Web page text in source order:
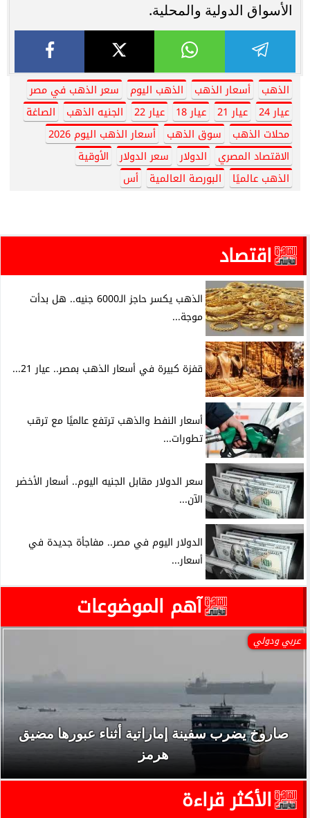
الأسواق الدولية والمحلية.
الذهب أسعار الذهب الذهب اليوم
سعر الذهب في مصر
عيار 24
عيار 21 عيار 18 عيار 22 الجنيه الذهب
الصاغة
محلات الذهب
سوق الذهب
أسعار الذهب اليوم 2026
الاقتصاد المصري
الدولار سعر الدولار
الأوقية
الذهب عالميًا
البورصة العالمية أس
اقتصاد
الذهب يكسر حاجز الـ6000 جنيه.. هل بدأت
موجة...
قفزة كبيرة في أسعار الذهب بمصر.. عيار 21...
أسعار النفط والذهب ترتفع عالميًا مع ترقب
تطورات...
سعر الدولار مقابل الجنيه اليوم.. أسعار الأخضر
الآن...
الدولار اليوم في مصر.. مفاجأة جديدة في
أسعار...
آهم الموضوعات
عربي ودولي
صاروخ يضرب سفينة إماراتية أثناء عبورها مضيق
هرمز
الأكثر قراءة